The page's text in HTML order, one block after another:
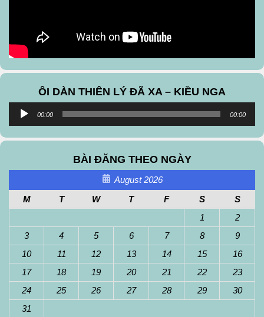
ÔI DÀN THIÊN LÝ ĐÃ XA – KIỀU NGA
Audio
00:00 00:00
BÀI ĐĂNG THEO NGÀY
August 2026
M
T W T F S
S
1
2
3
4 5 6 7 8
9
10
11 12 13 14 15
16
17
18 19 20 21 22
23
24
25 26 27 28 29
30
31